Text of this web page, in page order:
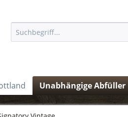
Unabhängige Abfüller